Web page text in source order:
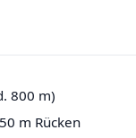
800 m)
m Rücken